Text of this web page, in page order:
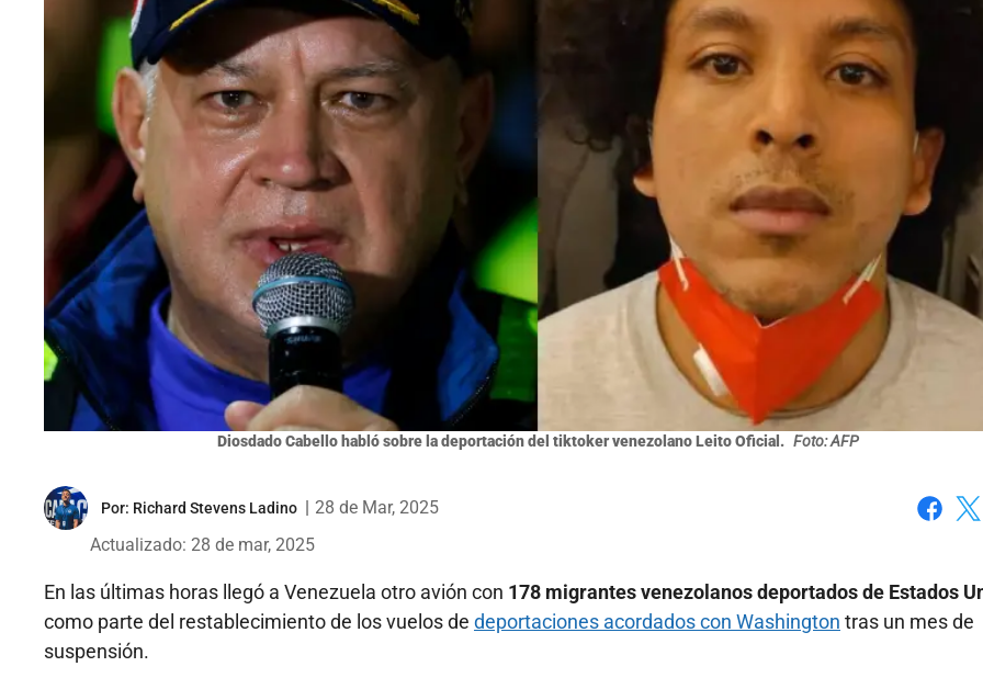
Diosdado Cabello habló sobre la deportación del tiktoker venezolano Leito Oficial. Foto: AFP
Por: Richard Stevens Ladino
28 de Mar, 2025
Actualizado: 28 de mar, 2025
En las últimas horas llegó a Venezuela otro avión con 178 migrantes venezolanos deportados de Estados
como parte del restablecimiento de los vuelos de deportaciones acordados con Washington tras un mes de
suspensión.